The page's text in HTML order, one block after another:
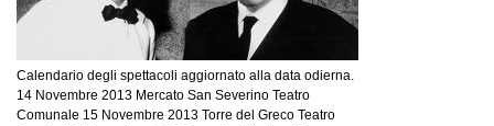
Calendario degli spettacoli aggiornato alla data odierna.
14 Novembre 2013 Mercato San Severino Teatro
Comunale 15 Novembre 2013 Torre del Greco Teatro